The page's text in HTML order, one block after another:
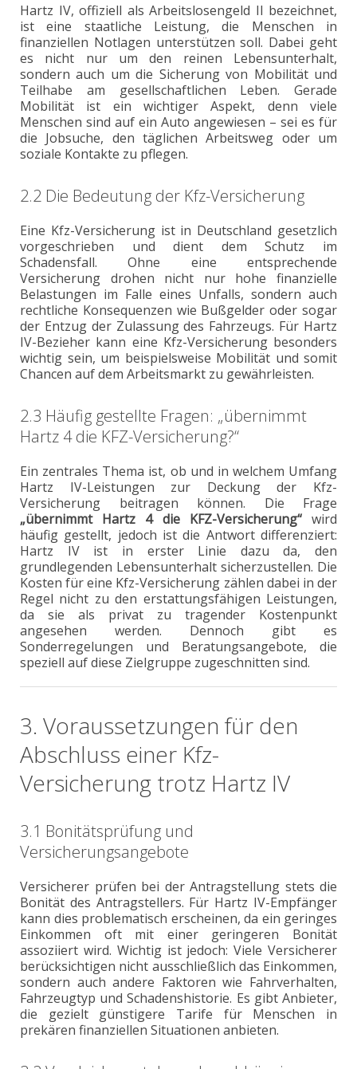
Hartz IV, offiziell als Arbeitslosengeld II bezeichnet,
ist eine staatliche Leistung, die Menschen in
finanziellen Notlagen unterstützen soll. Dabei geht
es nicht nur um den reinen Lebensunterhalt,
sondern auch um die Sicherung von Mobilität und
Teilhabe am gesellschaftlichen Leben. Gerade
Mobilität ist ein wichtiger Aspekt, denn viele
Menschen sind auf ein Auto angewiesen – sei es für
die Jobsuche, den täglichen Arbeitsweg oder um
soziale Kontakte zu pflegen.
2.2 Die Bedeutung der Kfz-Versicherung
Eine Kfz-Versicherung ist in Deutschland gesetzlich
vorgeschrieben und dient dem Schutz im
Schadensfall. Ohne eine entsprechende
Versicherung drohen nicht nur hohe finanzielle
Belastungen im Falle eines Unfalls, sondern auch
rechtliche Konsequenzen wie Bußgelder oder sogar
der Entzug der Zulassung des Fahrzeugs. Für Hartz
IV-Bezieher kann eine Kfz-Versicherung besonders
wichtig sein, um beispielsweise Mobilität und somit
Chancen auf dem Arbeitsmarkt zu gewährleisten.
2.3 Häufig gestellte Fragen: „übernimmt
Hartz 4 die KFZ-Versicherung?“
Ein zentrales Thema ist, ob und in welchem Umfang
Hartz IV-Leistungen zur Deckung der Kfz-
Versicherung beitragen können. Die Frage
„übernimmt Hartz 4 die KFZ-Versicherung“wird
häufig gestellt, jedoch ist die Antwort differenziert:
Hartz IV ist in erster Linie dazu da, den
grundlegenden Lebensunterhalt sicherzustellen. Die
Kosten für eine Kfz-Versicherung zählen dabei in der
Regel nicht zu den erstattungsfähigen Leistungen,
da sie als privat zu tragender Kostenpunkt
angesehen werden. Dennoch gibt es
Sonderregelungen und Beratungsangebote, die
speziell auf diese Zielgruppe zugeschnitten sind.
3. Voraussetzungen für den
Abschluss einer Kfz-
Versicherung trotz Hartz IV
3.1 Bonitätsprüfung und
Versicherungsangebote
Versicherer prüfen bei der Antragstellung stets die
Bonität des Antragstellers. Für Hartz IV-Empfänger
kann dies problematisch erscheinen, da ein geringes
Einkommen oft mit einer geringeren Bonität
assoziiert wird. Wichtig ist jedoch: Viele Versicherer
berücksichtigen nicht ausschließlich das Einkommen,
sondern auch andere Faktoren wie Fahrverhalten,
Fahrzeugtyp und Schadenshistorie. Es gibt Anbieter,
die gezielt günstigere Tarife für Menschen in
prekären finanziellen Situationen anbieten.